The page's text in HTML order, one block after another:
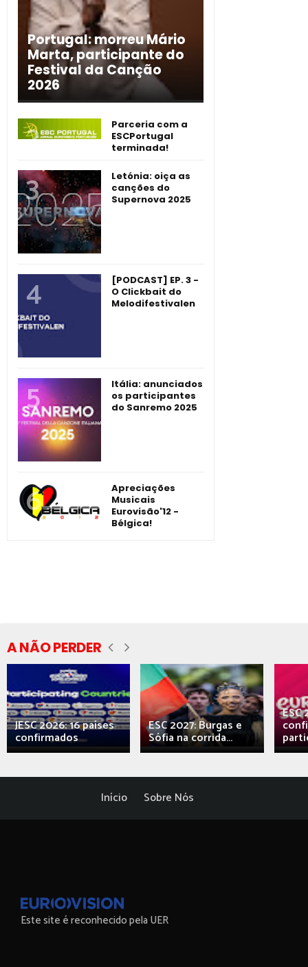
Portugal: morreu Mário
Marta, participante do
Festival da Canção
2026
Parceria com a
ESCPortugal
terminada!
Letónia: oiça as
canções do
Supernova 2025
[PODCAST] EP. 3 -
O Clickbait do
Melodifestivalen
Itália: anunciados
os participantes
do Sanremo 2025
Apreciações
Musicais
Eurovisão'12 -
Bélgica!
A NÃO PERDER
JESC 2026: 16 países
confirmados
ESC 2027: Burgas e
Sófia na corrida...
ESC
Início Sobre Nós
Este site é reconhecido pela UER